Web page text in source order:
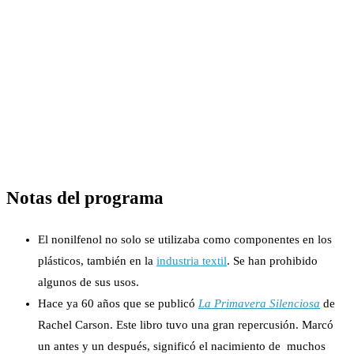
Notas del programa
El nonilfenol no solo se utilizaba como componentes en los
plásticos, también en la industria textil. Se han prohibido
algunos de sus usos.
Hace ya 60 años que se publicó La Primavera Silenciosa de
Rachel Carson. Este libro tuvo una gran repercusión. Marcó
un antes y un después, significó el nacimiento de muchos